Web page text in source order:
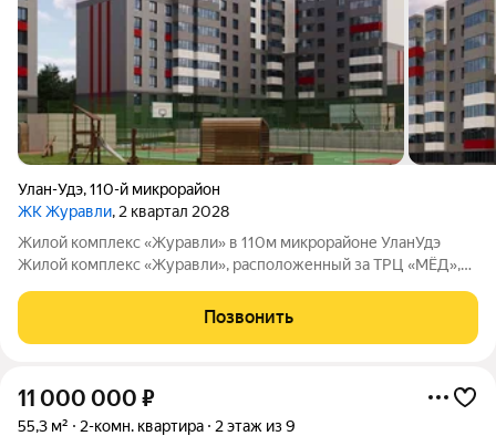
Улан-Удэ,110-й микрорайон
ЖК Журавли, 2 квартал 2028
Жилой комплекс «Журавли» в 110м микрорайоне УланУдэ
Жилой комплекс «Журавли», расположенный за ТРЦ «МЁД»,
корпорация Республики Бурятия. Что будет в комплексе:
Позвонить
11 000 000 ₽
55,3 м² 2-комн. квартира 2 этаж из 9